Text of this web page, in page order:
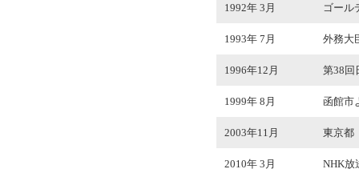
1992年 3月 ゴール
1993年 7月 外務大
1996年12月 第38回
1999年 8月 函館市
2003年11月 東京都
2010年 3月 NHK放